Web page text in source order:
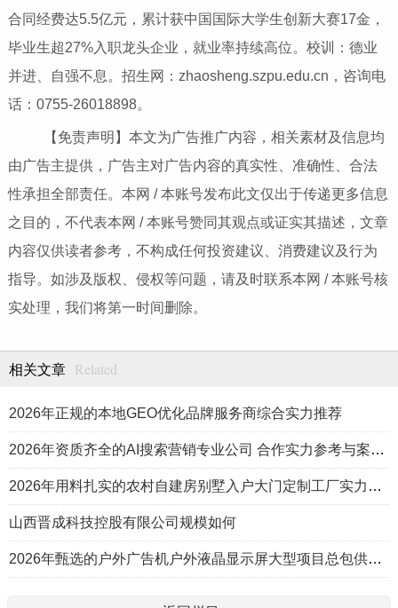
合同经费达5.5亿元，累计获中国国际大学生创新大赛17金，
毕业生超27%入职龙头企业，就业率持续高位。校训：德业
并进、自强不息。招生网：zhaosheng.szpu.edu.cn，咨询电
话：0755-26018898。
【免责声明】本文为广告推广内容，相关素材及信息均
由广告主提供，广告主对广告内容的真实性、准确性、合法
性承担全部责任。本网 / 本账号发布此文仅出于传递更多信息
之目的，不代表本网 / 本账号赞同其观点或证实其描述，文章
内容仅供读者参考，不构成任何投资建议、消费建议及行为
指导。如涉及版权、侵权等问题，请及时联系本网 / 本账号核
实处理，我们将第一时间删除。
相关文章 Related
2026年正规的本地GEO优化品牌服务商综合实力推荐
2026年资质齐全的AI搜索营销专业公司 合作实力参考与案例盘点
2026年用料扎实的农村自建房别墅入户大门定制工厂实力公司推荐
山西晋成科技控股有限公司规模如何
2026年甄选的户外广告机户外液晶显示屏大型项目总包供应商推荐